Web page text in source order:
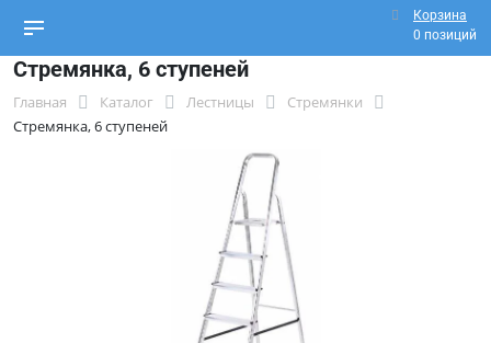
Корзина
0 позиций
Стремянка, 6 ступеней
Главная Каталог Лестницы
Стремянки
Стремянка, 6 ступеней